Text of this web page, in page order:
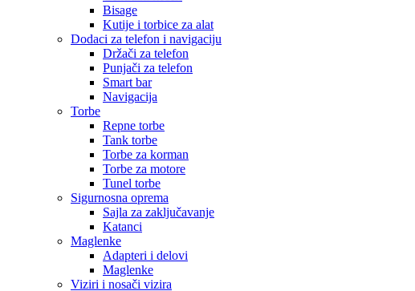
Bisage
Kutije i torbice za alat
Dodaci za telefon i navigaciju
Držači za telefon
Punjači za telefon
Smart bar
Navigacija
Torbe
Repne torbe
Tank torbe
Torbe za korman
Torbe za motore
Tunel torbe
Sigurnosna oprema
Sajla za zaključavanje
Katanci
Maglenke
Adapteri i delovi
Maglenke
Viziri i nosači vizira